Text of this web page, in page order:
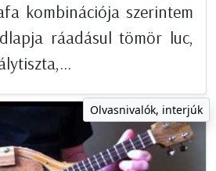
kombinációja szerintem
ráadásul tömör luc,
Olvasnivalók, interjúk